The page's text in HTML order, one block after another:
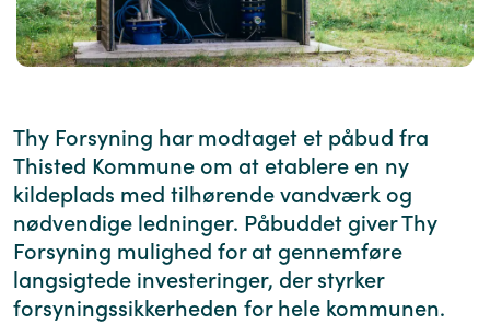
Thy Forsyning har modtaget et påbud fra
Thisted Kommune om at etablere en ny
kildeplads med tilhørende vandværk og
nødvendige ledninger. Påbuddet giver Thy
Forsyning mulighed for at gennemføre
langsigtede investeringer, der styrker
forsyningssikkerheden for hele kommunen.